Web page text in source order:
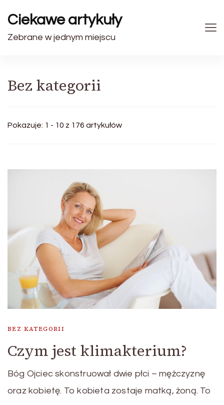
Ciekawe artykuły
Zebrane w jednym miejscu
Bez kategorii
Pokazuje: 1 - 10 z 176 artykułów
BEZ KATEGORII
Czym jest klimakterium?
Bóg Ojciec skonstruował dwie płci – mężczyznę
oraz kobietę. To kobieta zostaje matką, żoną. To